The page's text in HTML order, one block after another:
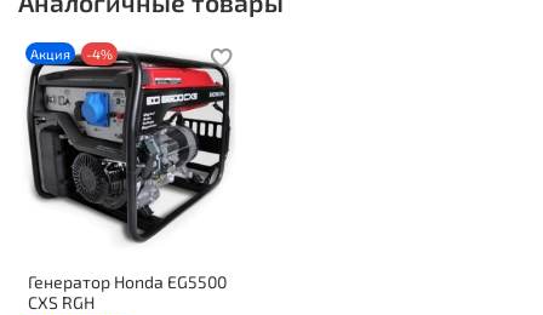
Акция -4%
Генератор Honda EG5500
CXS RGH